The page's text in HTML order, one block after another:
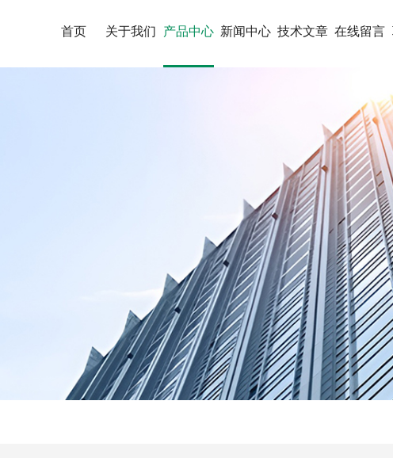
首页 关于我们 产品中心 新闻中心 技术文章 在线留言